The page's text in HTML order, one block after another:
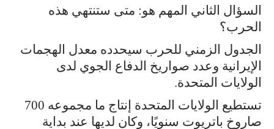
السؤال الثاني المهم هو: متى ستنتهي هذه
الحرب؟
الجدول الزمني للحرب سيحدده معدل الهجمات
الإيرانية وعدد صواريخ الدفاع الجوي لدى
الولايات المتحدة.
تستطيع الولايات المتحدة إنتاج ما مجموعه 700
صاروخ باتريوت سنويًا، وكان لديها عند بداية